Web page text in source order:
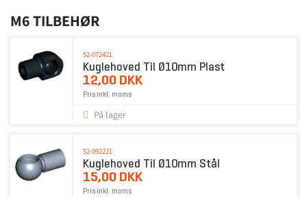
M6 TILBEHØR
52-072421
Kuglehoved Til Ø10mm Plast
12,00 DKK
Pris inkl. moms
På lager
52-092221
Kuglehoved Til Ø10mm Stål
15,00 DKK
Pris inkl. moms